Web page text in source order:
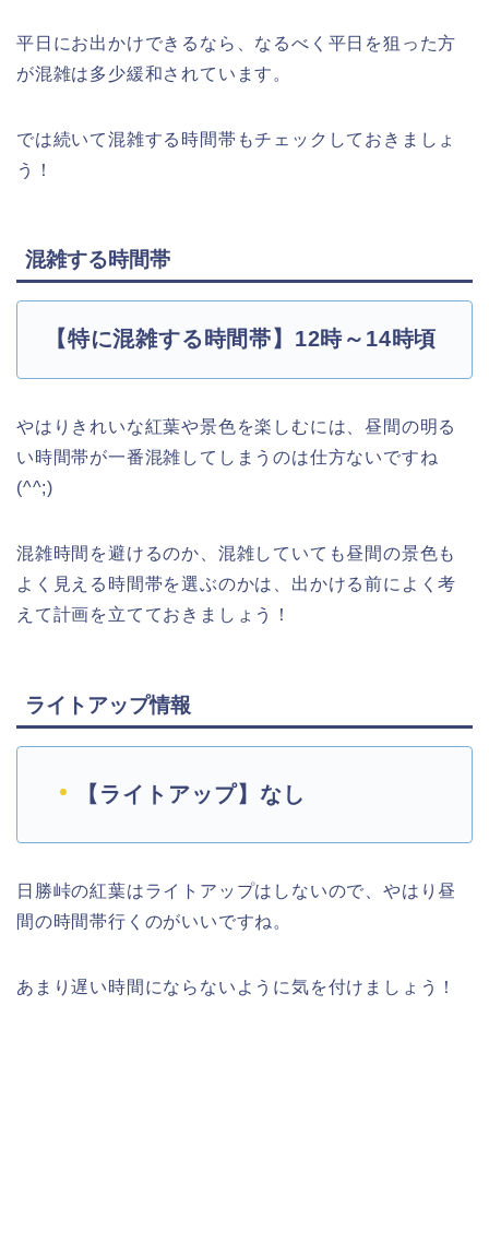
平日にお出かけできるなら、なるべく平日を狙った方
が混雑は多少緩和されています。
では続いて混雑する時間帯もチェックしておきましょ
う！
混雑する時間帯
【特に混雑する時間帯】12時～14時頃
やはりきれいな紅葉や景色を楽しむには、昼間の明る
い時間帯が一番混雑してしまうのは仕方ないですね
(^^;)
混雑時間を避けるのか、混雑していても昼間の景色も
よく見える時間帯を選ぶのかは、出かける前によく考
えて計画を立てておきましょう！
ライトアップ情報
【ライトアップ】なし
日勝峠の紅葉はライトアップはしないので、やはり昼
間の時間帯行くのがいいですね。
あまり遅い時間にならないように気を付けましょう！